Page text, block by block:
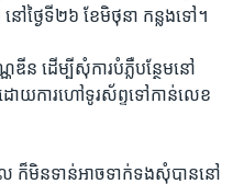
ៅ​ថ្ងៃទី២៦ ​ខែមិថុនា ​កន្លង​ទៅ។
ឌីន ដើម្បី​សុំការ​បំភ្លឺ​បន្ថែម​នៅ​
ោយ​ការ​ហៅ​ទូរស័ព្ទ​ទៅ​កាន់​លេខ​
ល​ ក៏មិនទាន់​អាច​ទាក់ទង​សុំបាននៅ​